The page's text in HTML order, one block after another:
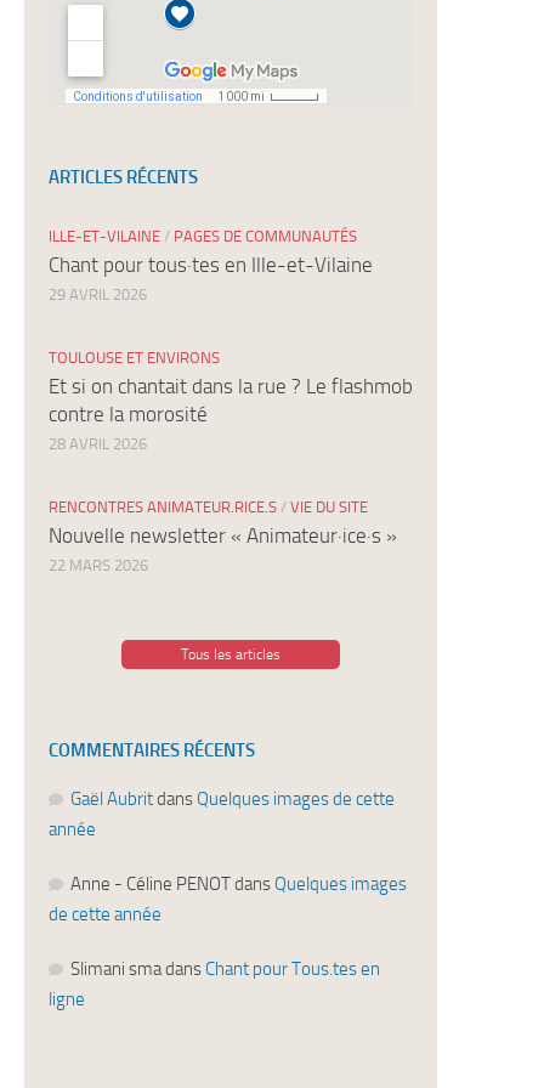
ARTICLES RÉCENTS
ILLE-ET-VILAINE / PAGES DE COMMUNAUTÉS
Chant pour tous·tes en Ille-et-Vilaine
29 AVRIL 2026
TOULOUSE ET ENVIRONS
Et si on chantait dans la rue ? Le flashmob
contre la morosité
28 AVRIL 2026
RENCONTRES ANIMATEUR.RICE.S / VIE DU SITE
Nouvelle newsletter « Animateur·ice·s »
22 MARS 2026
Tous les articles
COMMENTAIRES RÉCENTS
Gaël Aubritdans Quelques images de cette
année
Anne - Céline PENOTdans Quelques images
de cette année
Slimani smadans Chant pour Tous.tes en
ligne